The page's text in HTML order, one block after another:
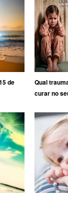
de
Qual
curar no